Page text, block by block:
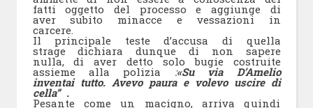
fatti oggetto del processo e aggiunge di
aver subito minacce e vessazioni in
carcere.
Il principale teste d’accusa di quella
strage dichiara dunque di non sapere
nulla, di aver detto solo bugie costruite
assieme alla polizia :«Su via D’Amelio
inventai tutto. Avevo paura e volevo uscire di
cella” .
Pesante come un macigno, arriva quindi